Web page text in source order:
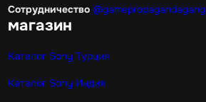
Сотрудничество @gamepropagandagang
магазин
Каталог Sony Турция
Каталог Sony Индия